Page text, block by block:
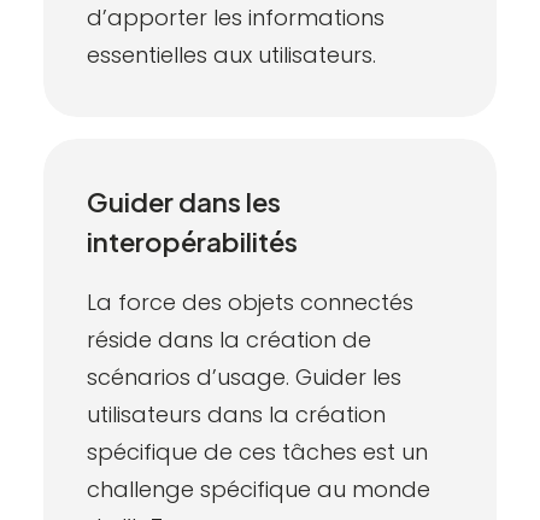
d’apporter les informations
essentielles aux utilisateurs.
Guider dans les
interopérabilités
La force des objets connectés
réside dans la création de
scénarios d’usage. Guider les
utilisateurs dans la création
spécifique de ces tâches est un
challenge spécifique au monde